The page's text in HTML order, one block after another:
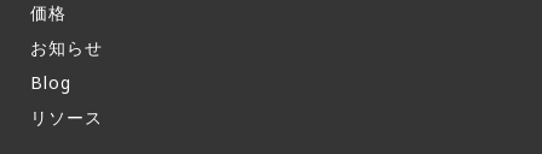
価格
お知らせ​
Blog
リソース